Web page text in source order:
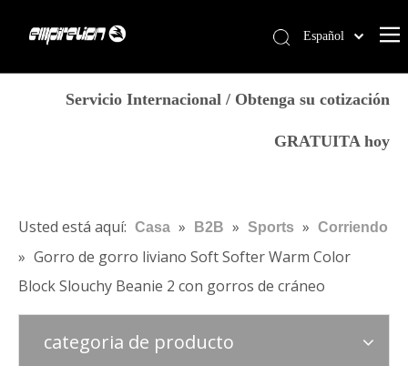
Blog
Contáctenos
Tienda
Español
简体中文
Français
Deutsch
Italiano
Servicio Internacional / Obtenga su cotización
GRATUITA hoy
Usted está aquí: Casa » B2B » Sports » Corriendo
» Gorro de gorro liviano Soft Softer Warm Color
Block Slouchy Beanie 2 con gorros de cráneo
categoria de producto